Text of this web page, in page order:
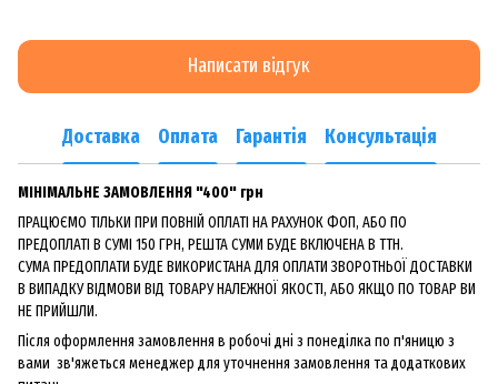
Написати відгук
Доставка Оплата Гарантія Консультація
МІНІМАЛЬНЕ ЗАМОВЛЕННЯ "400" грн
ПРАЦЮЄМО ТІЛЬКИ ПРИ ПОВНІЙ ОПЛАТІ НА РАХУНОК ФОП, АБО ПО
ПРЕДОПЛАТІ В СУМІ 150 ГРН, РЕШТА СУМИ БУДЕ ВКЛЮЧЕНА В ТТН.
СУМА ПРЕДОПЛАТИ БУДЕ ВИКОРИСТАНА ДЛЯ ОПЛАТИ ЗВОРОТНЬОЇ ДОСТАВКИ
В ВИПАДКУ ВІДМОВИ ВІД ТОВАРУ НАЛЕЖНОЇ ЯКОСТІ, АБО ЯКЩО ПО ТОВАР ВИ
НЕ ПРИЙШЛИ.
Після оформлення замовлення в робочі дні з понеділка по п'яницю з
вами зв'яжеться менеджер для уточнення замовлення та додаткових